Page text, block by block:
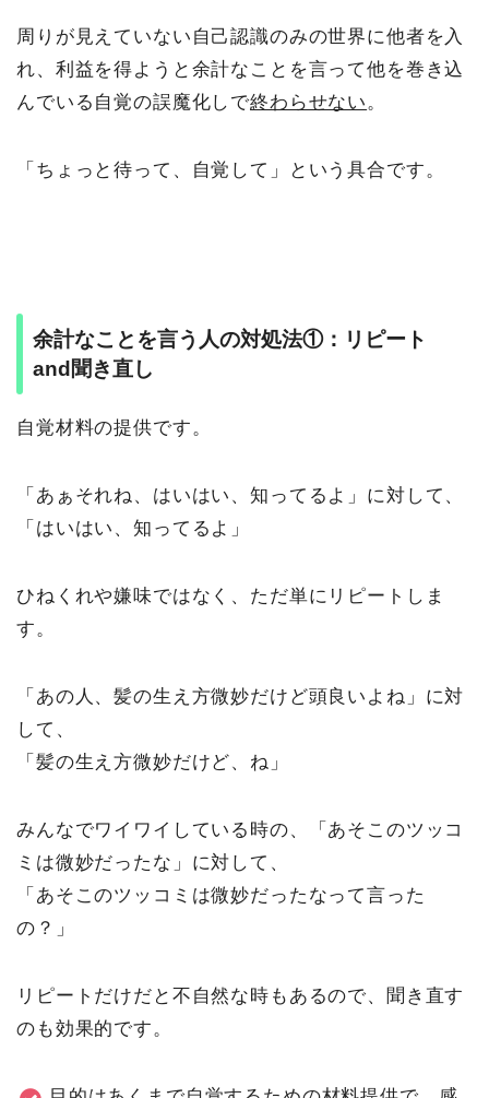
周りが見えていない自己認識のみの世界に他者を入
れ、利益を得ようと余計なことを言って他を巻き込
んでいる自覚の誤魔化しで終わらせない。
「ちょっと待って、自覚して」という具合です。
余計なことを言う人の対処法①：リピート
and聞き直し
自覚材料の提供です。
「あぁそれね、はいはい、知ってるよ」に対して、
「はいはい、知ってるよ」
ひねくれや嫌味ではなく、ただ単にリピートしま
す。
「あの人、髪の生え方微妙だけど頭良いよね」に対
して、
「髪の生え方微妙だけど、ね」
みんなでワイワイしている時の、「あそこのツッコ
ミは微妙だったな」に対して、
「あそこのツッコミは微妙だったなって言った
の？」
リピートだけだと不自然な時もあるので、聞き直す
のも効果的です。